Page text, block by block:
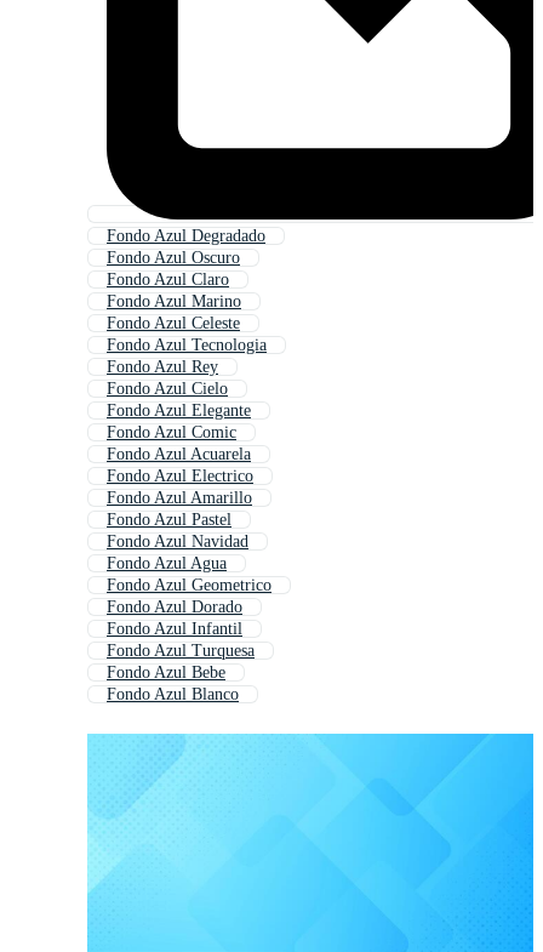
Fondo Azul Degradado
Fondo Azul Oscuro
Fondo Azul Claro
Fondo Azul Marino
Fondo Azul Celeste
Fondo Azul Tecnologia
Fondo Azul Rey
Fondo Azul Cielo
Fondo Azul Elegante
Fondo Azul Comic
Fondo Azul Acuarela
Fondo Azul Electrico
Fondo Azul Amarillo
Fondo Azul Pastel
Fondo Azul Navidad
Fondo Azul Agua
Fondo Azul Geometrico
Fondo Azul Dorado
Fondo Azul Infantil
Fondo Azul Turquesa
Fondo Azul Bebe
Fondo Azul Blanco